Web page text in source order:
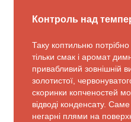
Контроль над
Таку коптильню
тільки смак і аромат
привабливий зовнішній
золотистої,
скоринки копченостей
відводі конденсату.
негарні плями на